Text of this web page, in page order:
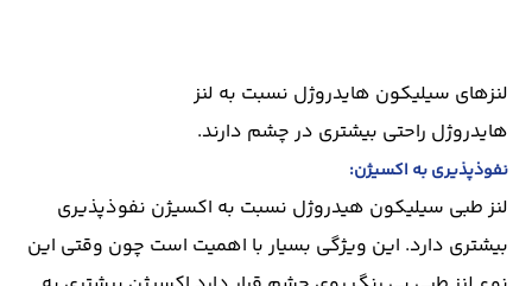
لنزهای سیلیکون هایدروژل نسبت به لنز
هایدروژل راحتی بیشتری در چشم دارند.
نفوذپذیری به اکسیژن:
لنز طبی سیلیکون هیدروژل نسبت به اکسیژن نفوذپذیری
بیشتری دارد. این ویژگی بسیار با اهمیت است چون وقتی این